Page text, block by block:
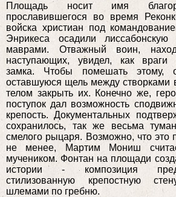
Площадь носит имя
прославившегося во время
войска христиан под
Энрикеса осадили лиссабонскую
маврами. Отважный воин,
наступающих, увидел, как враги
замка. Чтобы помешать этому,
оставшуюся щель между створками
телом закрыть их. Конечно же,
поступок дал возможность
крепость. Документальных
сохранилось, так же весьма
смелого рыцаря. Возможно, что это
не менее, Мартим Мониш
мучеником. Фонтан на площади
истории - композиция
стилизованную крепостную
шлемами по гребню.